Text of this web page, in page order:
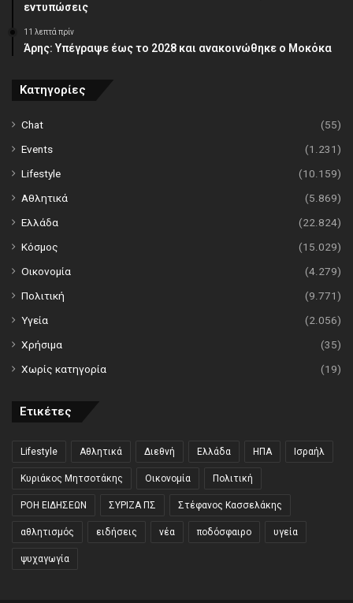
εντυπώσεις
11 λεπτά πρίν
Άρης: Υπέγραψε έως το 2028 και ανακοινώθηκε ο Μοκόκα
Κατηγορίες
Chat
(55)
Events
(1.231)
Lifestyle
(10.159)
Αθλητικά
(5.869)
Ελλάδα
(22.824)
Κόσμος
(15.029)
Οικονομία
(4.279)
Πολιτική
(9.771)
Υγεία
(2.056)
Χρήσιμα
(35)
Χωρίς κατηγορία
(19)
Ετικέτες
Lifestyle Αθλητικά Διεθνή Ελλάδα ΗΠΑ Ισραήλ
Κυριάκος Μητσοτάκης Οικονομία Πολιτική
ΡΟΗ ΕΙΔΗΣΕΩΝ ΣΥΡΙΖΑ ΠΣ Στέφανος Κασσελάκης
αθλητισμός ειδήσεις νέα ποδόσφαιρο υγεία
ψυχαγωγία